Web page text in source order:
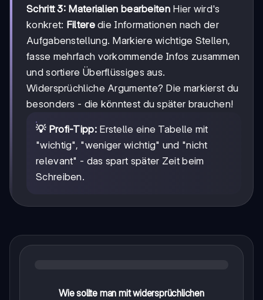
Schritt 3: Materialien bearbeitenHier wird's
konkret: Filteredie Informationen nach der
Aufgabenstellung. Markiere wichtige Stellen,
fasse mehrfach vorkommende Infos zusammen
und sortiere Überflüssiges aus.
Widersprüchliche Argumente? Die markierst du
besonders - die könntest du später brauchen!
💡 Profi-Tipp:Erstelle eine Tabelle mit
"wichtig", "weniger wichtig" und "nicht
relevant" - das spart später Zeit beim
Schreiben.
Wie sollte man mit widersprüchlichen